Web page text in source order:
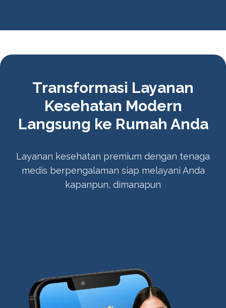
Transformasi Layanan
Kesehatan Modern
Langsung ke Rumah Anda
Layanan kesehatan premium dengan tenaga
medis berpengalaman siap melayani Anda
kapanpun, dimanapun